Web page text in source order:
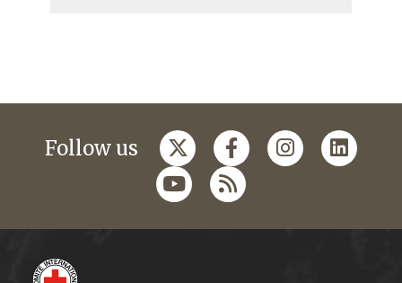
Follow us